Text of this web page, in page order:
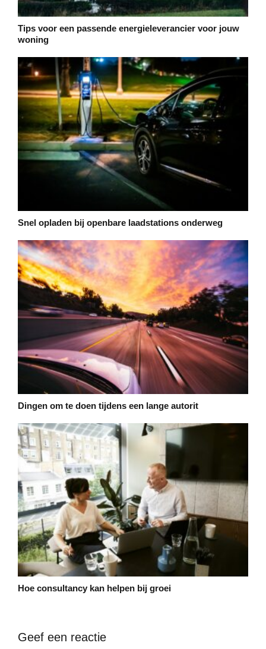
Tips voor een passende energieleverancier voor jouw
woning
Snel opladen bij openbare laadstations onderweg
Dingen om te doen tijdens een lange autorit
Hoe consultancy kan helpen bij groei
Geef een reactie